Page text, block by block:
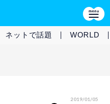
ネットで話題 WORLD
2019/01/05